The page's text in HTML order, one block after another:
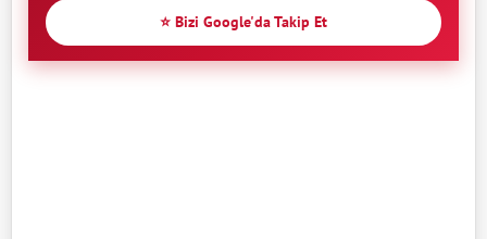
⭐ Bizi Google'da Takip Et